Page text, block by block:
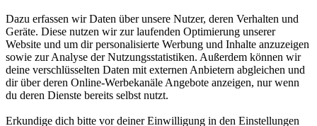
Dazu erfassen wir Daten über unsere Nutzer, deren Verhalten und
Geräte. Diese nutzen wir zur laufenden Optimierung unserer
Website und um dir personalisierte Werbung und Inhalte anzuzeigen
sowie zur Analyse der Nutzungsstatistiken. Außerdem können wir
deine verschlüsselten Daten mit externen Anbietern abgleichen und
dir über deren Online-Werbekanäle Angebote anzeigen, nur wenn
du deren Dienste bereits selbst nutzt.
Erkundige dich bitte vor deiner Einwilligung in den Einstellungen